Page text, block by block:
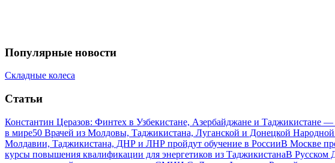
Популярные новости
Складные колеса
Статьи
Константин Церазов: Финтех в Узбекистане, Азербайджане и Таджикистане
в мире50 Врачей из Молдовы, Таджикистана, Луганской и Донецкой
Молдавии, Таджикистана, ДНР и ЛНР пройдут обучение в РоссииВ Москве
курсы повышения квалификации для энергетиков из ТаджикистанаВ Русском